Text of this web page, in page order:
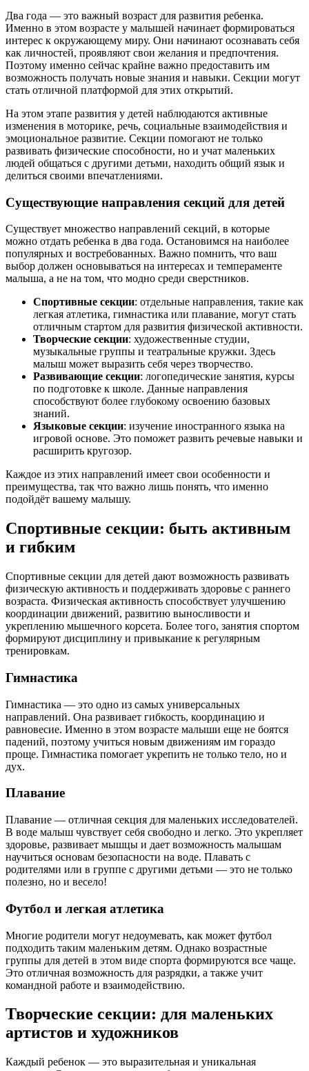
Два года — это важный возраст для развития ребенка.
Именно в этом возрасте у малышей начинает формироваться
интерес к окружающему миру. Они начинают осознавать себя
как личностей, проявляют свои желания и предпочтения.
Поэтому именно сейчас крайне важно предоставить им
возможность получать новые знания и навыки. Секции могут
стать отличной платформой для этих открытий.
На этом этапе развития у детей наблюдаются активные
изменения в моторике, речь, социальные взаимодействия и
эмоциональное развитие. Секции помогают не только
развивать физические способности, но и учат маленьких
людей общаться с другими детьми, находить общий язык и
делиться своими впечатлениями.
Существующие направления секций для детей
Существует множество направлений секций, в которые
можно отдать ребенка в два года. Остановимся на наиболее
популярных и востребованных. Важно помнить, что ваш
выбор должен основываться на интересах и темпераменте
малыша, а не на том, что модно среди сверстников.
Спортивные секции: отдельные направления, такие как
легкая атлетика, гимнастика или плавание, могут стать
отличным стартом для развития физической активности.
Творческие секции: художественные студии,
музыкальные группы и театральные кружки. Здесь
малыш может выразить себя через творчество.
Развивающие секции: логопедические занятия, курсы
по подготовке к школе. Данные направления
способствуют более глубокому освоению базовых
знаний.
Языковые секции: изучение иностранного языка на
игровой основе. Это поможет развить речевые навыки и
расширить кругозор.
Каждое из этих направлений имеет свои особенности и
преимущества, так что важно лишь понять, что именно
подойдёт вашему малышу.
Спортивные секции: быть активным
и гибким
Спортивные секции для детей дают возможность развивать
физическую активность и поддерживать здоровье с раннего
возраста. Физическая активность способствует улучшению
координации движений, развитию выносливости и
укреплению мышечного корсета. Более того, занятия спортом
формируют дисциплину и привыкание к регулярным
тренировкам.
Гимнастика
Гимнастика — это одно из самых универсальных
направлений. Она развивает гибкость, координацию и
равновесие. Именно в этом возрасте малыши еще не боятся
падений, поэтому учиться новым движениям им гораздо
проще. Гимнастика помогает укрепить не только тело, но и
дух.
Плавание
Плавание — отличная секция для маленьких исследователей.
В воде малыш чувствует себя свободно и легко. Это укрепляет
здоровье, развивает мышцы и дает возможность малышам
научиться основам безопасности на воде. Плавать с
родителями или в группе с другими детьми — это не только
полезно, но и весело!
Футбол и легкая атлетика
Многие родители могут недоумевать, как может футбол
подходить таким маленьким детям. Однако возрастные
группы для детей в этом виде спорта формируются все чаще.
Это отличная возможность для разрядки, а также учит
командной работе и взаимодействию.
Творческие секции: для маленьких
артистов и художников
Каждый ребенок — это выразительная и уникальная